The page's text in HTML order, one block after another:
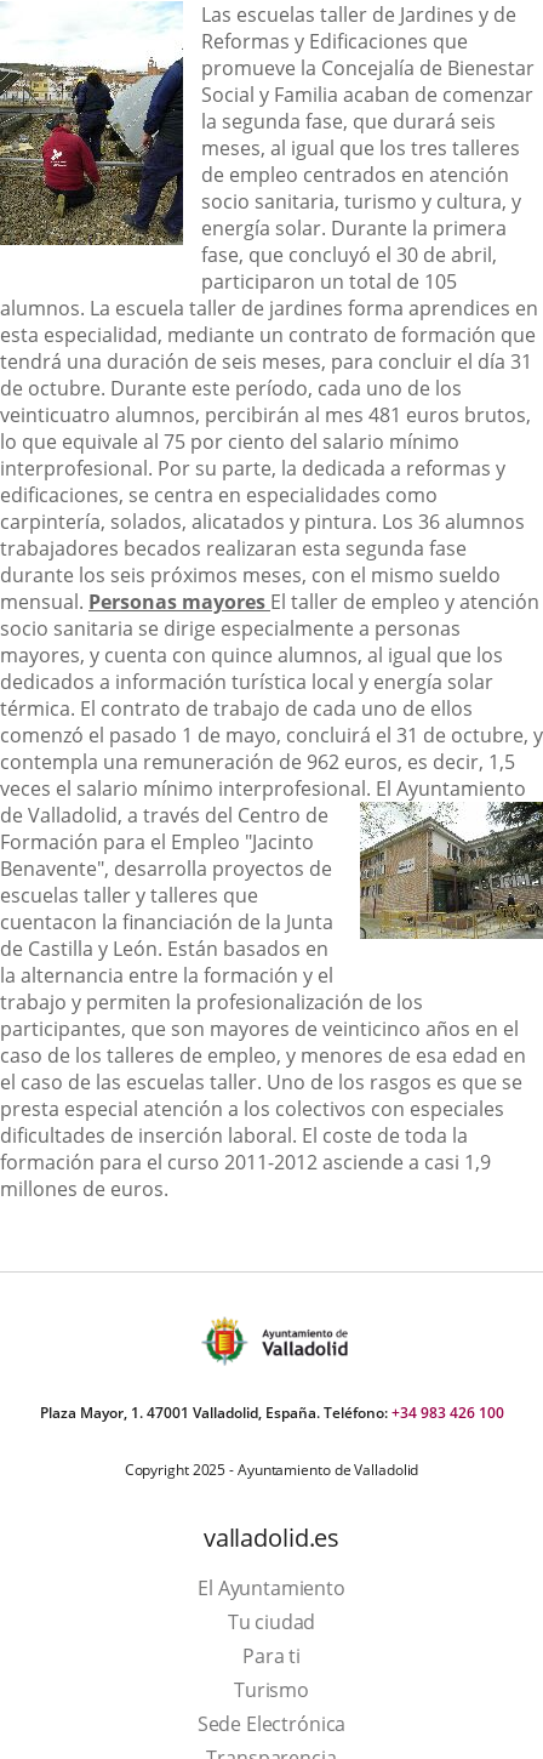
Las escuelas taller de Jardines y de
Reformas y Edificaciones que
promueve la Concejalía de Bienestar
Social y Familia acaban de comenzar
la segunda fase, que durará seis
meses, al igual que los tres talleres
de empleo centrados en atención
socio sanitaria, turismo y cultura, y
energía solar. Durante la primera
fase, que concluyó el 30 de abril,
participaron un total de 105
alumnos. La escuela taller de jardines forma aprendices en
esta especialidad, mediante un contrato de formación que
tendrá una duración de seis meses, para concluir el día 31
de octubre. Durante este período, cada uno de los
veinticuatro alumnos, percibirán al mes 481 euros brutos,
lo que equivale al 75 por ciento del salario mínimo
interprofesional. Por su parte, la dedicada a reformas y
edificaciones, se centra en especialidades como
carpintería, solados, alicatados y pintura. Los 36 alumnos
trabajadores becados realizaran esta segunda fase
durante los seis próximos meses, con el mismo sueldo
mensual. Personas mayores El taller de empleo y atención
socio sanitaria se dirige especialmente a personas
mayores, y cuenta con quince alumnos, al igual que los
dedicados a información turística local y energía solar
térmica. El contrato de trabajo de cada uno de ellos
comenzó el pasado 1 de mayo, concluirá el 31 de octubre, y
contempla una remuneración de 962 euros, es decir, 1,5
veces el salario mínimo interprofesional. El Ayuntamiento
de Valladolid, a través del Centro de
Formación para el Empleo "Jacinto
Benavente", desarrolla proyectos de
escuelas taller y talleres que
cuentacon la financiación de la Junta
de Castilla y León. Están basados en
la alternancia entre la formación y el
trabajo y permiten la profesionalización de los
participantes, que son mayores de veinticinco años en el
caso de los talleres de empleo, y menores de esa edad en
el caso de las escuelas taller. Uno de los rasgos es que se
presta especial atención a los colectivos con especiales
dificultades de inserción laboral. El coste de toda la
formación para el curso 2011-2012 asciende a casi 1,9
millones de euros.
Plaza Mayor, 1. 47001 Valladolid, España. Teléfono:+34 983 426 100
Copyright 2025 - Ayuntamiento de Valladolid
valladolid.es
El Ayuntamiento
Tu ciudad
Para ti
TurismoThis
link
Sede Electrónica